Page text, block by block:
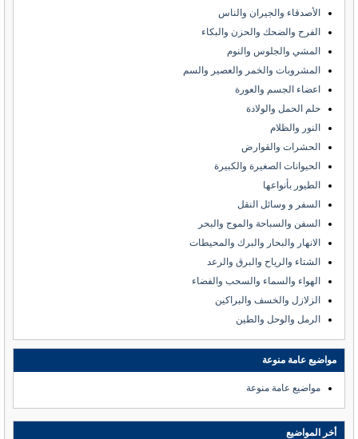
الأصدقاء والجيران والناس
الفرح والضحك والحزن والبكاء
المشي والجلوس والنوم
المشروبات والخمر والعصير والسم
اعضاء الجسم والعورة
حلم الحمل والولادة
النور والظلام
الحشرات والقوارض
الحيوانات الصغيرة والكبيرة
الطيور بأنواعها
السفر و وسائل النقل
السفن والسباحة والموج والبحر
الانهار والبحار والبرك والمحيطات
الشتاء والرياح والبرق والرعد
الهواء والسماء والسحب والفضاء
الزلازل والخسف والبراكين
الرمل والوحل والطين
مواضيع عامة منوعة
مواضيع عامة منوعة
أخر المواضيع